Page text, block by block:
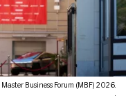
Master Business Forum (MBF) 2026.